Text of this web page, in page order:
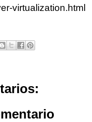
virtualization.html